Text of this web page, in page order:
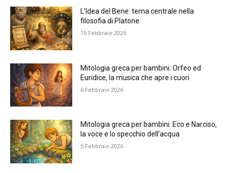
L’Idea del Bene: tema centrale nella
filosofia di Platone
15 Febbraio 2026
Mitologia greca per bambini: Orfeo ed
Euridice, la musica che apre i cuori
6 Febbraio 2026
Mitologia greca per bambini: Eco e Narciso,
la voce e lo specchio dell’acqua
5 Febbraio 2026